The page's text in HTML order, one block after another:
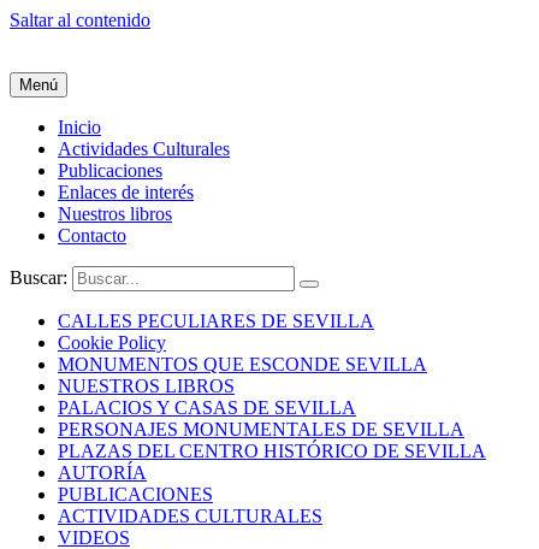
Saltar al contenido
Menú
Inicio
Actividades Culturales
Publicaciones
Enlaces de interés
Nuestros libros
Contacto
Buscar:
CALLES PECULIARES DE SEVILLA
Cookie Policy
MONUMENTOS QUE ESCONDE SEVILLA
NUESTROS LIBROS
PALACIOS Y CASAS DE SEVILLA
PERSONAJES MONUMENTALES DE SEVILLA
PLAZAS DEL CENTRO HISTÓRICO DE SEVILLA
AUTORÍA
PUBLICACIONES
ACTIVIDADES CULTURALES
VIDEOS